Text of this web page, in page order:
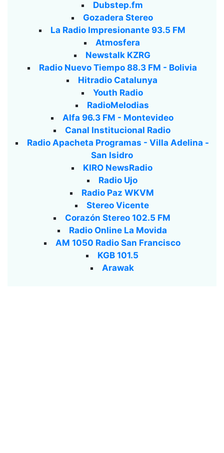
Dubstep.fm
Gozadera Stereo
La Radio Impresionante 93.5 FM
Atmosfera
Newstalk KZRG
Radio Nuevo Tiempo 88.3 FM - Bolivia
Hitradio Catalunya
Youth Radio
RadioMelodias
Alfa 96.3 FM - Montevideo
Canal Institucional Radio
Radio Apacheta Programas - Villa Adelina -
San Isidro
KIRO NewsRadio
Radio Ujo
Radio Paz WKVM
Stereo Vicente
Corazón Stereo 102.5 FM
Radio Online La Movida
AM 1050 Radio San Francisco
KGB 101.5
Arawak